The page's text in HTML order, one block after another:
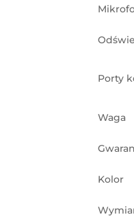
Porty
Waga
Kolor